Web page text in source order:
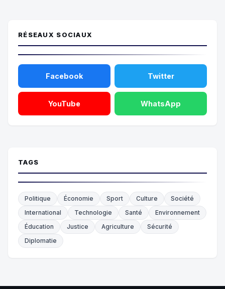
RÉSEAUX SOCIAUX
Facebook Twitter
YouTube WhatsApp
TAGS
Politique Économie Sport Culture
Société
International
Technologie Santé
Environnement
Éducation
Justice Agriculture
Sécurité
Diplomatie